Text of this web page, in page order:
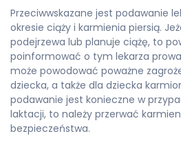
Przeciwwskazane jest podawanie
okresie ciąży i karmienia piersią.
podejrzewa lub planuje ciążę, to
poinformować o tym lekarza
może powodować poważne
dziecka, a także dla dziecka
podawanie jest konieczne w
laktacji, to należy przerwać
bezpieczeństwa.